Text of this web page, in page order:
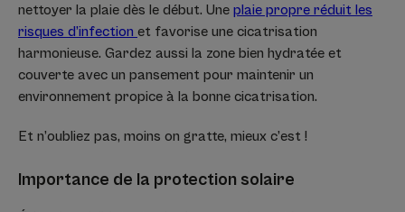
nettoyer la plaie dès le début. Une plaie propre réduit les
risques d’infection et favorise une cicatrisation
harmonieuse. Gardez aussi la zone bien hydratée et
couverte avec un pansement pour maintenir un
environnement propice à la bonne cicatrisation.
Et n’oubliez pas, moins on gratte, mieux c’est !
Importance de la protection solaire